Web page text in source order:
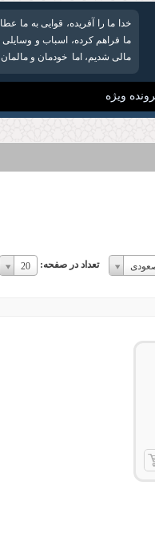
خدا ما را آفریده، قوایی به ما
ما فراهم کرده، اسباب و
مالی شدیم، اما خودمان و
ویژه
ترتیب:
تعداد در صفحه: 20